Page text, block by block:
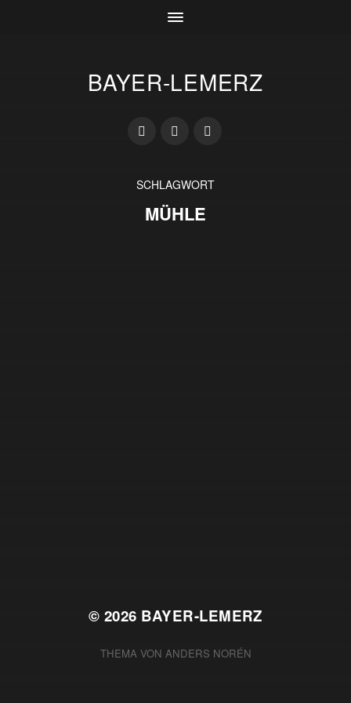
BAYER-LEMERZ
SCHLAGWORT
MÜHLE
© 2026 BAYER-LEMERZ
THEMA VON ANDERS NORÉN